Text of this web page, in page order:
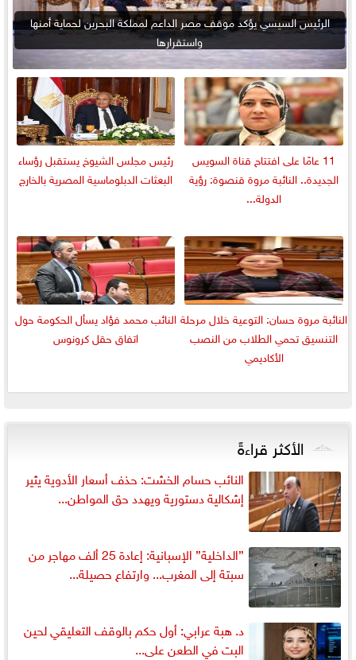
الرئيس السيسي يؤكد موقف مصر الداعم لمملكة البحرين لحماية أمنها
واستقرارها
11 عامًا على افتتاح قناة السويس
الجديدة.. النائبة مروة قنصوة: رؤية
الدولة...
رئيس مجلس الشيوخ يستقبل رؤساء
البعثات الدبلوماسية المصرية بالخارج
النائبة مروة حسان: التوعية خلال مرحلة
التنسيق تحمي الطلاب من النصب
الأكاديمي
النائب محمد فؤاد يسأل الحكومة حول
اتفاق حقل كرونوس
الأكثر قراءةً
النائب حسام الخشت: حذف أسعار الأدوية يثير
إشكالية دستورية ويهدد حق المواطن...
”الداخلية” الإسبانية: إعادة 25 ألف مهاجر من
سبتة إلى المغرب... وارتفاع حصيلة...
د. هبة عرابي: أول حكم بالوقف التعليقي لحين
البت في الطعن على...